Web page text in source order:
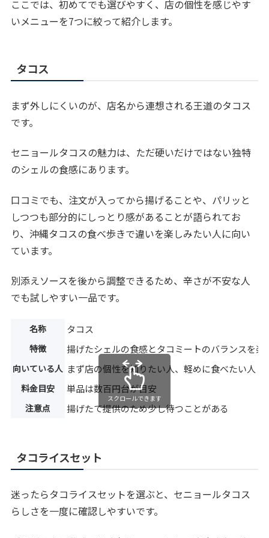
ここでは、初めてでも選びやすく、店の個性を感じやす
いメニューを7つに絞って紹介します。
タコス
まず外しにくいのが、店名から連想される王道のタコス
です。
セニョールタコスの魅力は、ただ硬いだけではない独特
のシェルの食感にあります。
口コミでも、注文が入ってから揚げることや、パリッと
しつつも部分的にしっとり感があることが語られてお
り、沖縄タコスの食べ歩きで違いを楽しみたい人に向い
ています。
別添えソースを後から調整できるため、辛さが不安な人
でも試しやすい一品です。
名称 タコス
特徴 揚げたシェルの食感とタコミートのバランスを楽
向いている人 まず店の個性を知りたい人、軽めに食べたい人
料金目安 単品は数百円台が目安
注意点 揚げたて提供のため少し待つことがある
スクロールできます
タコライスセット
迷ったらタコライスセットを選ぶと、セニョールタコス
らしさを一度に確認しやすいです。